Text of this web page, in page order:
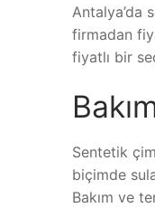
Antalya’da
firmadan
fiyatlı bir
Sentetik
biçimde
Bakım ve